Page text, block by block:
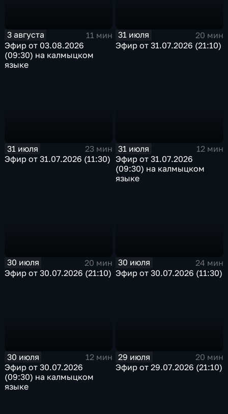
3 августа
11 мин
Эфир от 03.08.2026
(09:30) на калмыцком
языке
31 июля
20 мин
Эфир от 31.07.2026 (21:10)
31 июля
23 мин
Эфир от 31.07.2026 (11:30)
31 июля
12 мин
Эфир от 31.07.2026
(09:30) на калмыцком
языке
30 июля
20 мин
Эфир от 30.07.2026 (21:10)
30 июля
24 мин
Эфир от 30.07.2026 (11:30)
30 июля
12 мин
Эфир от 30.07.2026
(09:30) на калмыцком
языке
29 июля
20 мин
Эфир от 29.07.2026 (21:10)